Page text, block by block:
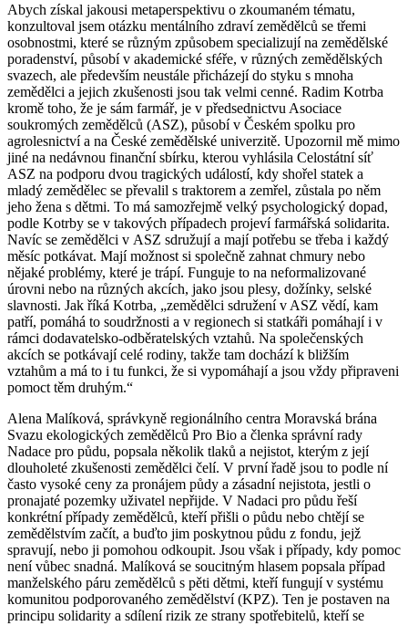
Abych získal jakousi metaperspektivu o zkoumaném tématu,
konzultoval jsem otázku mentálního zdraví zemědělců se třemi
osobnostmi, které se různým způsobem specializují na zemědělské
poradenství, působí v akademické sféře, v různých zemědělských
svazech, ale především neustále přicházejí do styku s mnoha
zemědělci a jejich zkušenosti jsou tak velmi cenné. Radim Kotrba
kromě toho, že je sám farmář, je v předsednictvu Asociace
soukromých zemědělců (ASZ), působí v Českém spolku pro
agrolesnictví a na České zemědělské univerzitě. Upozornil mě mimo
jiné na nedávnou finanční sbírku, kterou vyhlásila Celostátní síť
ASZ na podporu dvou tragických událostí, kdy shořel statek a
mladý zemědělec se převalil s traktorem a zemřel, zůstala po něm
jeho žena s dětmi. To má samozřejmě velký psychologický dopad,
podle Kotrby se v takových případech projeví farmářská solidarita.
Navíc se zemědělci v ASZ sdružují a mají potřebu se třeba i každý
měsíc potkávat. Mají možnost si společně zahnat chmury nebo
nějaké problémy, které je trápí. Funguje to na neformalizované
úrovni nebo na různých akcích, jako jsou plesy, dožínky, selské
slavnosti. Jak říká Kotrba, „zemědělci sdružení v ASZ vědí, kam
patří, pomáhá to soudržnosti a v regionech si statkáři pomáhají i v
rámci dodavatelsko-odběratelských vztahů. Na společenských
akcích se potkávají celé rodiny, takže tam dochází k bližším
vztahům a má to i tu funkci, že si vypomáhají a jsou vždy připraveni
pomoct těm druhým.“
Alena Malíková, správkyně regionálního centra Moravská brána
Svazu ekologických zemědělců Pro Bio a členka správní rady
Nadace pro půdu, popsala několik tlaků a nejistot, kterým z její
dlouholeté zkušenosti zemědělci čelí. V první řadě jsou to podle ní
často vysoké ceny za pronájem půdy a zásadní nejistota, jestli o
pronajaté pozemky uživatel nepřijde. V Nadaci pro půdu řeší
konkrétní případy zemědělců, kteří přišli o půdu nebo chtějí se
zemědělstvím začít, a buďto jim poskytnou půdu z fondu, jejž
spravují, nebo ji pomohou odkoupit. Jsou však i případy, kdy pomoc
není vůbec snadná. Malíková se soucitným hlasem popsala případ
manželského páru zemědělců s pěti dětmi, kteří fungují v systému
komunitou podporovaného zemědělství (KPZ). Ten je postaven na
principu solidarity a sdílení rizik ze strany spotřebitelů, kteří se